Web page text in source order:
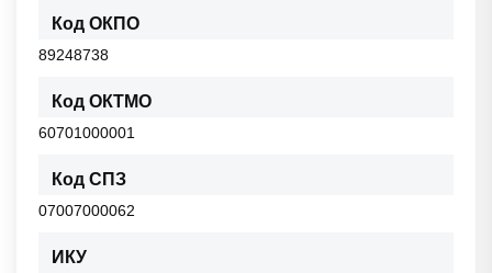
Код ОКПО
89248738
Код ОКТМО
60701000001
Код СПЗ
07007000062
ИКУ